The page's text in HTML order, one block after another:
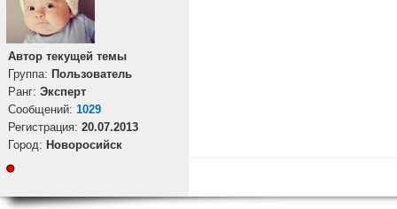
Автор текущей темы
Группа: Пользователь
Ранг: Эксперт
Cообщений: 1029
Регистрация: 20.07.2013
Город: Новоросийск